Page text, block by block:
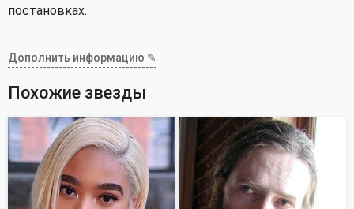
постановках.
Дополнить информацию ✎
Похожие звезды